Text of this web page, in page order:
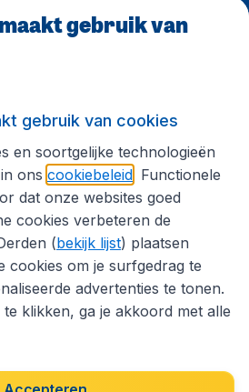
gebruik van
gebruik van cookies
en soortgelijke technologieën
ons cookiebeleid . Functionele
dat onze websites goed
cookies verbeteren de
(bekijk lijst) plaatsen
cookies om je surfgedrag te
advertenties te tonen.
klikken, ga je akkoord met alle